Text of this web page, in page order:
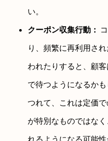
い。
クーポン収集行動：
り、頻繁に再利用さ
われたりすると、顧
で待つようになるか
つれて、これは定価
が特別なものではな